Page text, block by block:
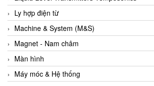
B&R
Babcok wilcox
Baelz Automatic Vietnam
Bahr Modultechnik Vietnam
Balluff
Ly hợp điện từ
Machine & System (M&S)
Magnet - Nam châm
Màn hình
Máy móc & Hệ thống